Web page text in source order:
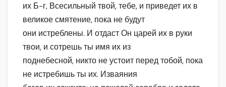
их Б-г, Всесильный твой, тебе, и приведет их в
великое смятение, пока не будут
они истреблены. И отдаст Он царей их в руки
твои, и сотрешь ты имя их из
поднебесной, никто не устоит перед тобой, пока
не истребишь ты их. Изваяния